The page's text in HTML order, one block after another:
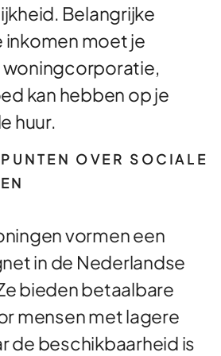
Belangrijke
inkomen moet je
woningcorporatie,
kan hebben op je
huur.
OVER SOCIALE
vormen een
in de Nederlandse
bieden betaalbare
mensen met lagere
de beschikbaarheid is